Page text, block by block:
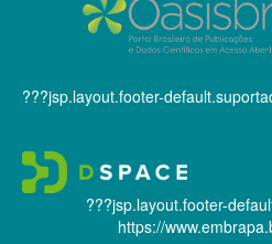
???jsp.layout.footer-
???jsp.layout.footer-
https://